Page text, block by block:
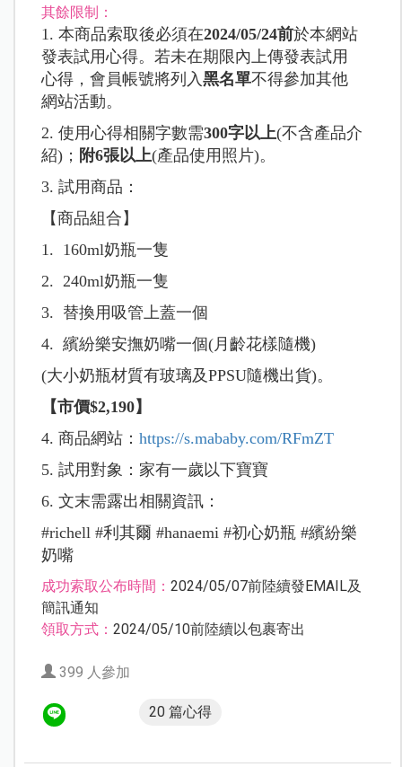
其餘限制：
1. 本商品索取後必須在2024/05/24前於本網站
發表試用心得。若未在期限內上傳發表試用
心得，會員帳號將列入 黑名單不得參加其他
網站活動。
2. 使用心得相關字數需300字以上(不含產品介
紹)； 附6張以上(產品使用照片)。
3. 試用商品：
【商品組合】
1. 160ml奶瓶一隻
2. 240ml奶瓶一隻
3. 替換用吸管上蓋一個
4. 繽紛樂安撫奶嘴一個(月齡花樣隨機)
(大小奶瓶材質有玻璃及PPSU隨機出貨)。
【市價$2,190】
4. 商品網站： https://s.mababy.com/RFmZT
5. 試用對象：家有一歲以下寶寶
6. 文末需露出相關資訊：
#richell #利其爾 #hanaemi #初心奶瓶 #繽紛樂
奶嘴
成功索取公布時間： 2024/05/07前陸續發EMAIL及
簡訊通知
領取方式： 2024/05/10前陸續以包裹寄出
399 人參加
20 篇心得